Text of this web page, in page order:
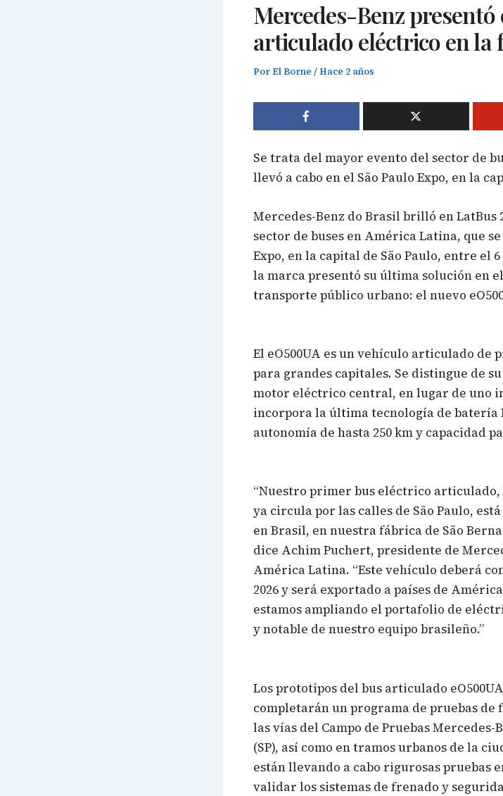
Mercedes-Benz presentó
articulado eléctrico en la
PorEl Borne /Hace 2 años
Se trata del mayor evento del sector de
llevó a cabo en el São Paulo Expo, en la
Mercedes-Benz do Brasil brilló en LatBus
sector de buses en América Latina, que
Expo, en la capital de São Paulo, entre el
la marca presentó su última solución en
transporte público urbano: el nuevo
El eO500UA es un vehículo articulado de
para grandes capitales. Se distingue de
motor eléctrico central, en lugar de uno
incorpora la última tecnología de batería
autonomía de hasta 250 km y capacidad
“Nuestro primer bus eléctrico articulado,
ya circula por las calles de São Paulo,
en Brasil, en nuestra fábrica de São
dice Achim Puchert, presidente de
América Latina. “Este vehículo deberá
2026 y será exportado a países de
estamos ampliando el portafolio de
y notable de nuestro equipo brasileño.”
Los prototipos del bus articulado
completarán un programa de pruebas
las vías del Campo de Pruebas
(SP), así como en tramos urbanos de la
están llevando a cabo rigurosas pruebas
validar los sistemas de frenado y